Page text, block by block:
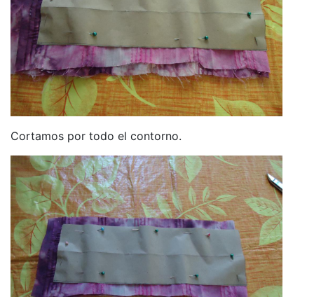
Cortamos por todo el contorno.